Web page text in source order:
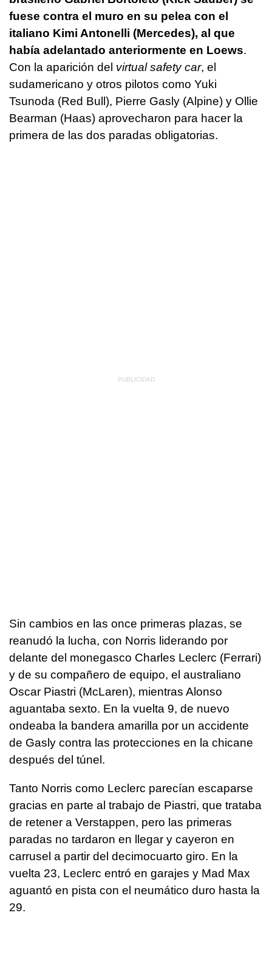
fuese contra el muro en su pelea con el
italiano Kimi Antonelli (Mercedes), al que
había adelantado anteriormente en Loews.
Con la aparición del virtual safety car, el
sudamericano y otros pilotos como Yuki
Tsunoda (Red Bull), Pierre Gasly (Alpine) y Ollie
Bearman (Haas) aprovecharon para hacer la
primera de las dos paradas obligatorias.
Sin cambios en las once primeras plazas, se
reanudó la lucha, con Norris liderando por
delante del monegasco Charles Leclerc (Ferrari)
y de su compañero de equipo, el australiano
Oscar Piastri (McLaren), mientras Alonso
aguantaba sexto. En la vuelta 9, de nuevo
ondeaba la bandera amarilla por un accidente
de Gasly contra las protecciones en la chicane
después del túnel.
Tanto Norris como Leclerc parecían escaparse
gracias en parte al trabajo de Piastri, que trataba
de retener a Verstappen, pero las primeras
paradas no tardaron en llegar y cayeron en
carrusel a partir del decimocuarto giro. En la
vuelta 23, Leclerc entró en garajes y Mad Max
aguantó en pista con el neumático duro hasta la
29.